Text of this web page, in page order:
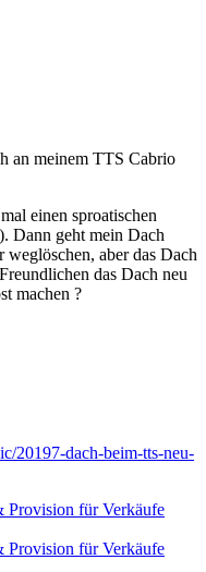
an meinem TTS Cabrio
einen sproatischen
Dann geht mein Dach
aber das Dach
das Dach neu
machen ?
20197-dach-beim-tts-neu-